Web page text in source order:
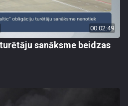
00:02:49
sanāksme beidzas